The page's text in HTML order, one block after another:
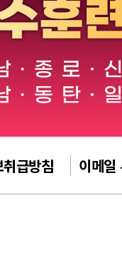
급방침 이메일